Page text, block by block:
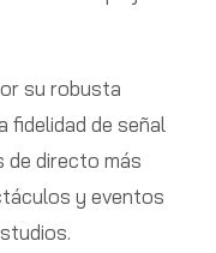
su robusta
fidelidad de señal
de directo más
y eventos